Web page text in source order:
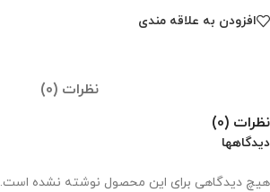
افزودن به علاقه مندی
نظرات (0)
نظرات (0)
دیدگاهها
هیچ دیدگاهی برای این محصول نوشته نشده است.